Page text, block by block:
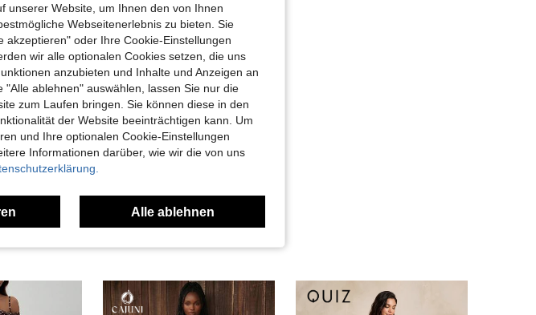
Hilfreich (2)
unserer Website, um Ihnen den von Ihnen
Webseitenerlebnis zu bieten. Sie
akzeptieren" oder Ihre Cookie-Einstellungen
wir alle optionalen Cookies setzen, die uns
anzubieten und Inhalte und Anzeigen an
ablehnen" auswählen, lassen Sie nur die
zum Laufen bringen. Sie können diese in den
der Website beeinträchtigen kann. Um
und Ihre optionalen Cookie-Einstellungen
Informationen darüber, wie wir die von uns
Alle ablehnen